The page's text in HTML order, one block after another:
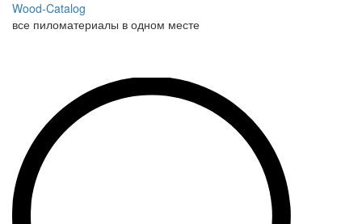
Wood-Catalog
все пиломатериалы в одном месте